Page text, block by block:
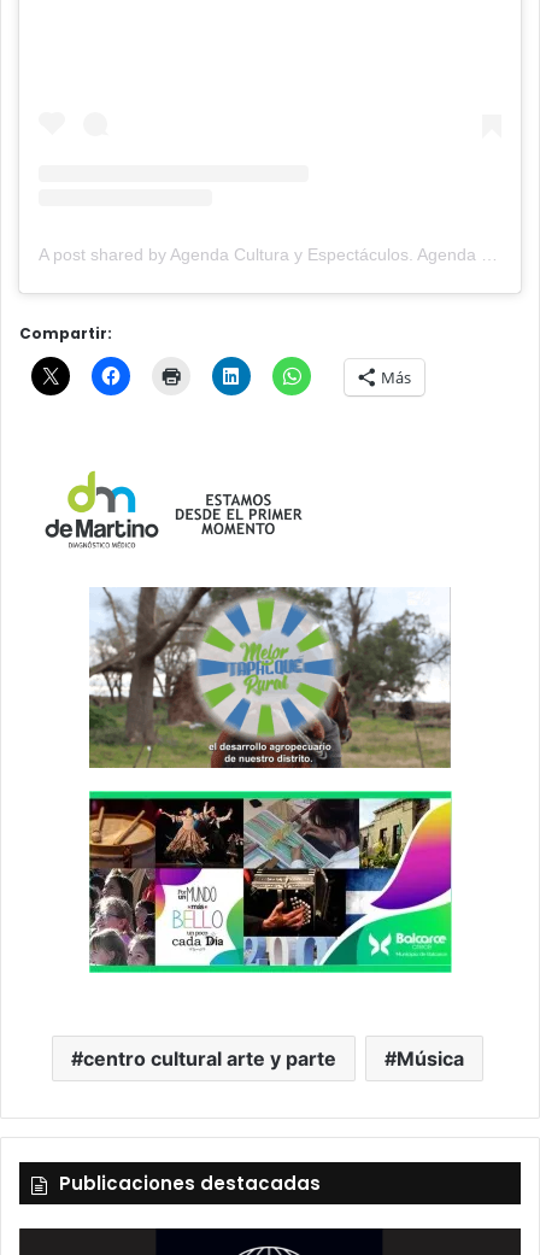
A post shared by Agenda Cultura y Espectáculos. Agenda Cultural Tandil. (@agendacye)
Compartir:
Más
centro cultural arte y parte Música
Publicaciones destacadas